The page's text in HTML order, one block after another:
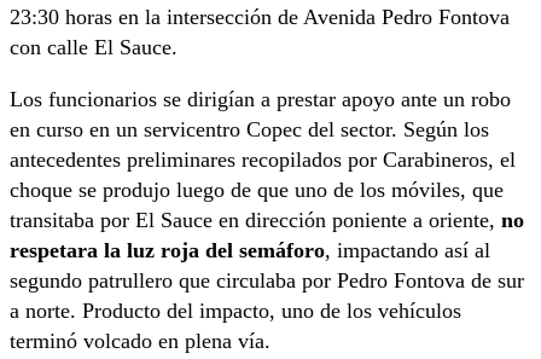
23:30 horas en la intersección de Avenida Pedro Fontova
con calle El Sauce.
Los funcionarios se dirigían a prestar apoyo ante un robo
en curso en un servicentro Copec del sector. Según los
antecedentes preliminares recopilados por Carabineros, el
choque se produjo luego de que uno de los móviles, que
transitaba por El Sauce en dirección poniente a oriente, no
respetara la luz roja del semáforo, impactando así al
segundo patrullero que circulaba por Pedro Fontova de sur
a norte. Producto del impacto, uno de los vehículos
terminó volcado en plena vía.